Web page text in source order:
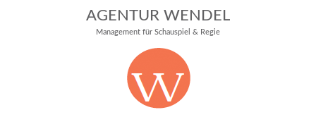
AGENTUR WENDEL
Management für Schauspiel & Regie